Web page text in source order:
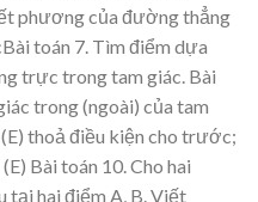
phương của đường thẳng
toán 7. Tìm điểm dựa
trực trong tam giác. Bài
trong (ngoài) của tam
E) thoả điều kiện cho trước;
Bài toán 10.Cho hai
tại hai điểm A, B. Viết